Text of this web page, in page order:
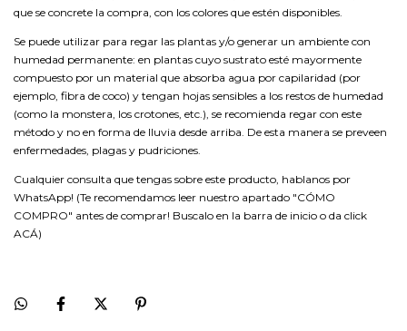
que se concrete la compra, con los colores que estén disponibles.
Se puede utilizar para regar las plantas y/o generar un ambiente con
humedad permanente: en plantas cuyo sustrato esté mayormente
compuesto por un material que absorba agua por capilaridad (por
ejemplo, fibra de coco) y tengan hojas sensibles a los restos de humedad
(como la monstera, los crotones, etc.), se recomienda regar con este
método y no en forma de lluvia desde arriba. De esta manera se preveen
enfermedades, plagas y pudriciones.
Cualquier consulta que tengas sobre este producto, hablanos por
WhatsApp! (Te recomendamos leer nuestro apartado "CÓMO
COMPRO" antes de comprar! Buscalo en la barra de inicio o da click
ACÁ)